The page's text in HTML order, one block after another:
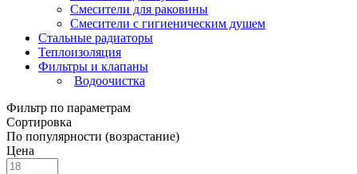
Смесители для раковины
Смесители с гигиеническим душем
Стальные радиаторы
Теплоизоляция
Фильтры и клапаны
Водоочистка
Фильтр по параметрам
Сортировка
По популярности (возрастание)
Цена